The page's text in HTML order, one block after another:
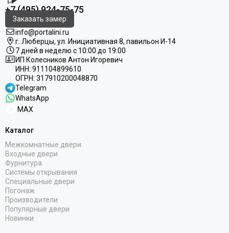
+7 (495) 924-75-75
Заказать замер
info@portalini.ru
г. Люберцы, ул. Инициативная 8, павильон И-14
7 дней в неделю с 10:00 до 19:00
ИП Колесников Антон Игоревич
ИНН: 911104899610
ОГРН: 317910200048870
Telegram
WhatsApp
MAX
Каталог
Межкомнатные двери
Входные двери
Фурнитура
Системы открывания
Специальные двери
Погонаж
Производители
Популярные двери
Новинки